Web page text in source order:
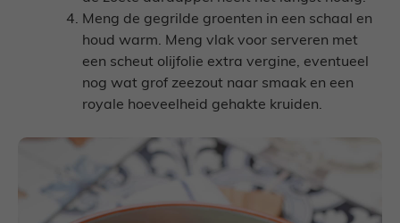
Meng de gegrilde groenten in een schaal en
houd warm. Meng vlak voor serveren met
een scheut olijfolie extra vergine, eventueel
nog wat grof zeezout naar smaak en een
royale hoeveelheid gehakte kruiden.